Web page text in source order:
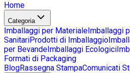
Home
Categoria
Imballaggi per MaterialeImballaggi
SanitariProdotti di Imballaggio
per BevandeImballaggi Ecologici
Formati di Packaging
BlogRassegna StampaComunicati